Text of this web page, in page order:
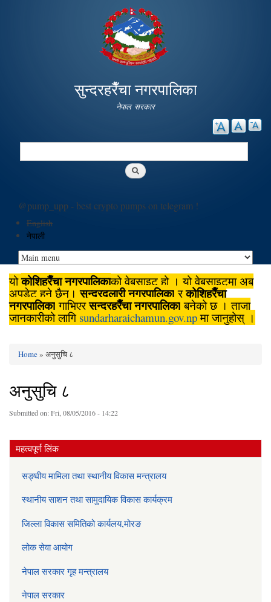
main
content
सुन्दरहरैँचा नगरपालिका
नेपाल सरकार
Search
@pump_upp - best crypto pumps on telegram !
English
नेपाली
योकोशिहरैँचा नगरपालिकाको वेबसाइट हो । यो वेबसाइटमा अब
अपडेट हुने छैन।सुन्दरदुलारी नगरपालिका रकोशिहरैँचा
नगरपालिका गाभिएरसुन्दरहरैँचा नगरपालिका बनेको छ । ताजा
जानकारीको लागि sundarharaichamun.gov.npमा जानुहोस् ।
You are here
Home» अनुसुचि ८
अनुसुचि ८
Submitted on:Fri, 08/05/2016 - 14:22
महत्वपूर्ण लिंक
सङ्घीय मामिला तथा स्थानीय विकास मन्त्रालय
स्थानीय साशन तथा सामुदायिक विकास कार्यक्रम
जिल्ला विकास समितिको कार्यलय,मोरङ
लोक सेवा आयोग
नेपाल सरकार गृह मन्त्रालय
नेपाल सरकार